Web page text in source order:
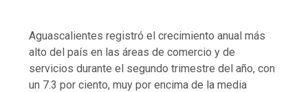
Aguascalientes registró el crecimiento anual más
alto del país en las áreas de comercio y de
servicios durante el segundo trimestre del año, con
un 7.3 por ciento, muy por encima de la media